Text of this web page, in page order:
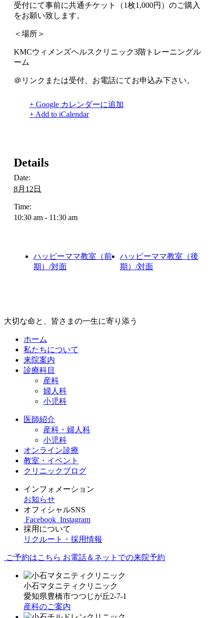
受付にて事前に共通チケット（1枚1,000円）のご購入
をお願い致します。
＜場所＞
KMCウィメンズヘルスクリニック3階トレーニングル
ーム
＠リンクまたは受付、お電話にてお申込み下さい。
+ Google カレンダーに追加
+ Add to iCalendar
Details
Date:
8月12日
Time:
10:30 am - 11:30 am
ハッピーママ教室（前
期）/対面
ハッピーママ教室（後
期）/対面
大切な命と、皆さまの一生に寄り添う
ホーム
私たちについて
来院案内
診療科目
産科
婦人科
小児科
医師紹介
産科・婦人科
小児科
オンライン診療
教室・イベント
クリニックブログ
インフォメーション
お知らせ
オフィシャルSNS
Facebook Instagram
採用について
リクルート・採用情報
ご予約はこちら お電話＆ネットでの来院予約
小石マタニティクリニック
愛知県豊橋市つつじが丘2-7-1
産科のご案内